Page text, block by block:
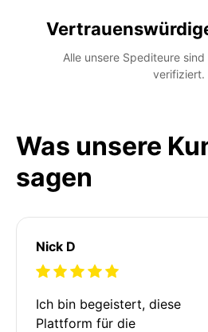
Alle unsere Spediteure
verifiziert.
Was unsere
sagen
Nick D
Ich bin begeistert, diese
Plattform für die